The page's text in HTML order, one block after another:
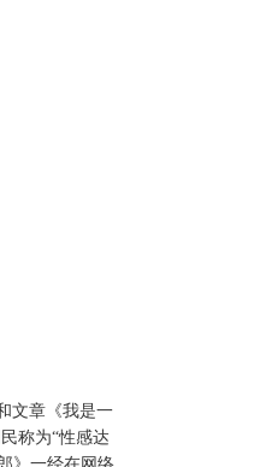
文章《我是一
称为“性感达